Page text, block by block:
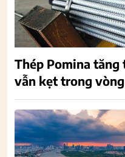
Thép Pomina
vẫn kẹt trong